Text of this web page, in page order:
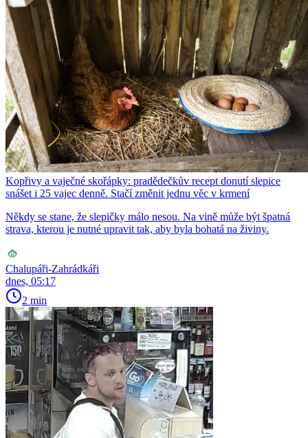
Kopřivy a vaječné skořápky: pradědečkův recept donutí slepice
snášet i 25 vajec denně. Stačí změnit jednu věc v krmení
Někdy se stane, že slepičky málo nesou. Na vině může být špatná
strava, kterou je nutné upravit tak, aby byla bohatá na živiny.
Chalupáři-Zahrádkáři
dnes, 05:17
2 min